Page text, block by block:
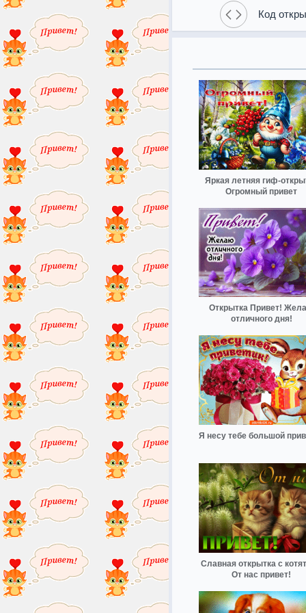
Код
Яркая летняя гиф-
Огромный привет
Открытка Привет!
отличного дня!
Я несу тебе большой
Славная открытка с
От нас привет!